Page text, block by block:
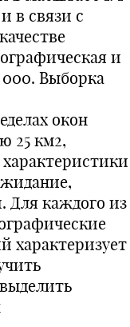
в связи с
и
000. Выборка
окон
25 км2,
каждого из
характеризует